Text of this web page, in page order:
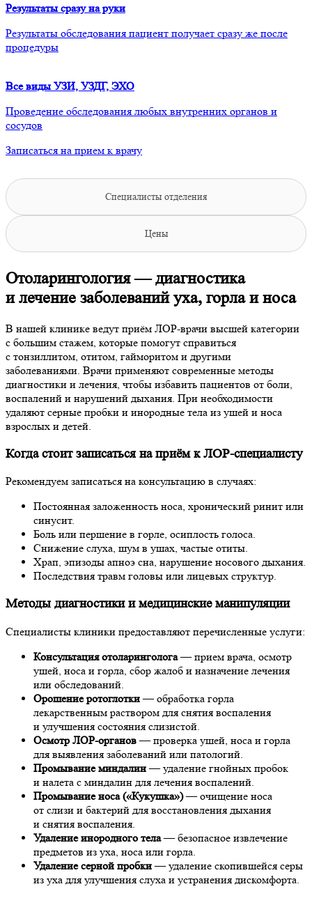
Результаты сразу на руки
Результаты обследования пациент получает сразу же после
процедуры
Все виды УЗИ, УЗДГ, ЭХО
Проведение обследования любых внутренних органов и
сосудов
Записаться на прием к врачу
Специалисты отделения
Цены
Отоларингология — диагностика
и лечение заболеваний уха, горла и носа
В нашей клинике ведут приём ЛОР‑врачи высшей категории
с большим стажем, которые помогут справиться
с тонзиллитом, отитом, гайморитом и другими
заболеваниями. Врачи применяют современные методы
диагностики и лечения, чтобы избавить пациентов от боли,
воспалений и нарушений дыхания. При необходимости
удаляют серные пробки и инородные тела из ушей и носа
взрослых и детей.
Когда стоит записаться на приём к ЛОР‑специалисту
Рекомендуем записаться на консультацию в случаях:
Постоянная заложенность носа, хронический ринит или
синусит.
Боль или першение в горле, осиплость голоса.
Снижение слуха, шум в ушах, частые отиты.
Храп, эпизоды апноэ сна, нарушение носового дыхания.
Последствия травм головы или лицевых структур.
Методы диагностики и медицинские манипуляции
Специалисты клиники предоставляют перечисленные услуги:
Консультация отоларинголога— прием врача, осмотр
ушей, носа и горла, сбор жалоб и назначение лечения
или обследований.
Орошение ротоглотки— обработка горла
лекарственным раствором для снятия воспаления
и улучшения состояния слизистой.
Осмотр ЛОР-органов— проверка ушей, носа и горла
для выявления заболеваний или патологий.
Промывание миндалин— удаление гнойных пробок
и налета с миндалин для лечения воспалений.
Промывание носа («Кукушка»)— очищение носа
от слизи и бактерий для восстановления дыхания
и снятия воспаления.
Удаление инородного тела— безопасное извлечение
предметов из уха, носа или горла.
Удаление серной пробки— удаление скопившейся серы
из уха для улучшения слуха и устранения дискомфорта.